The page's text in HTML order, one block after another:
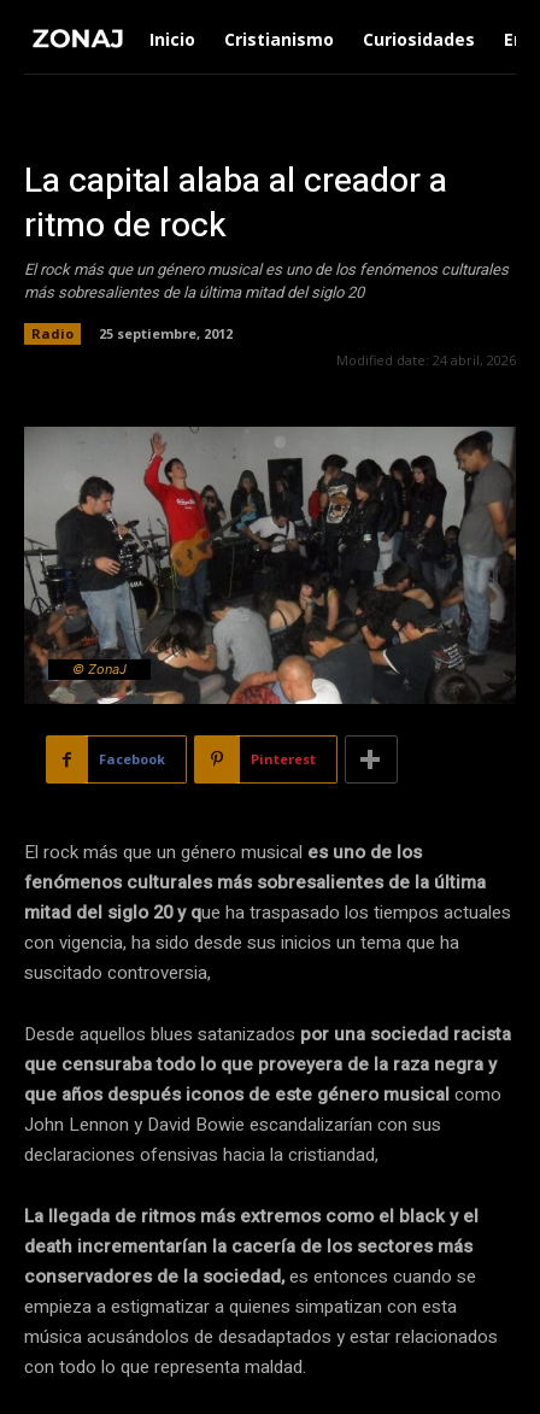
Inicio Cristianismo Curiosidades
La capital alaba al creador a
ritmo de rock
El rock más que un género musical es uno de los fenómenos culturales
más sobresalientes de la última mitad del siglo 20
Radio
25 septiembre, 2012
Modified date: 24 abril, 2026
© ZonaJ
Facebook Pinterest
El rock más que un género musical es uno de los
fenómenos culturales más sobresalientes de la última
mitad del siglo 20 y que ha traspasado los tiempos actuales
con vigencia, ha sido desde sus inicios un tema que ha
suscitado controversia,
Desde aquellos blues satanizados por una sociedad racista
que censuraba todo lo que proveyera de la raza negra y
que años después iconos de este género musicalcomo
John Lennon y David Bowie escandalizarían con sus
declaraciones ofensivas hacia la cristiandad,
La llegada de ritmos más extremos como el black y el
death incrementarían la cacería de los sectores más
conservadores de la sociedad,es entonces cuando se
empieza a estigmatizar a quienes simpatizan con esta
música acusándolos de desadaptados y estar relacionados
con todo lo que representa maldad.